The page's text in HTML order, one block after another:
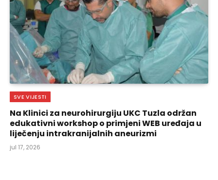
SVE VIJESTI
Na Klinici za neurohirurgiju UKC Tuzla održan
edukativni workshop o primjeni WEB uređaja u
liječenju intrakranijalnih aneurizmi
jul 17, 2026